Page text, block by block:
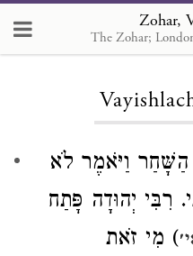
Zohar,
The Zohar;
הַשָּׁחַר וַיֹּאמֶר לֹא
רִבִּי יְהוּדָה פָּתַח
) מִי זֹאת